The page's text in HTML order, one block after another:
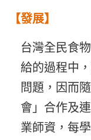
【發展】
台灣全民食
給的過程中
問題，因而
會」合作及
業師資，每